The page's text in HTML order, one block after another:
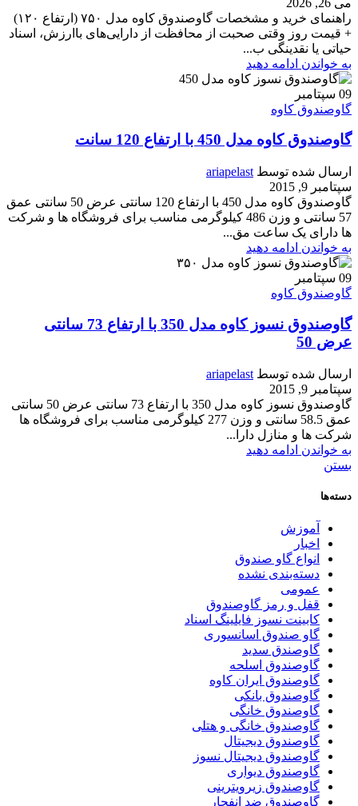
راهنمای خرید و مشخصات گاوصندوق کاوه مدل ۷۵۰ (ارتفاع ۱۲۰)
+ قیمت روز وقتی صحبت از محافظت از دارایی‌های باارزش، اسناد
حیاتی یا نقدینگی ب...
به خواندن ادامه دهید
09 سپتامبر
گاوصندوق کاوه
گاوصندوق کاوه مدل 450 با ارتفاع 120 سانت
ارسال شده توسط ariapelast
سپتامبر 9, 2015
گاوصندوق کاوه مدل 450 با ارتفاع 120 سانتی عرض 50 سانتی عمق
57 سانتی و وزن 486 کیلوگرمی مناسب برای فروشگاه ها و شرکت
ها دارای یک ساعت مق...
به خواندن ادامه دهید
09 سپتامبر
گاوصندوق کاوه
گاوصندوق نسوز کاوه مدل 350 با ارتفاع 73 سانتی
عرض 50
ارسال شده توسط ariapelast
سپتامبر 9, 2015
گاوصندوق نسوز کاوه مدل 350 با ارتفاع 73 سانتی عرض 50 سانتی
عمق 58.5 سانتی و وزن 277 کیلوگرمی مناسب برای فروشگاه ها
شرکت ها و منازل دارا...
به خواندن ادامه دهید
بستن
دسته‌ها
آموزش
اخبار
انواع گاو صندوق
دسته‌بندی نشده
عمومی
قفل و رمز گاوصندوق
کابینت نسوز فایلینگ اسناد
گاو صندوق اسانسوری
گاوصندق سدید
گاوصندوق اسلحه
گاوصندوق ایران کاوه
گاوصندوق بانکی
گاوصندوق خانگی
گاوصندوق خانگی و هتلی
گاوصندوق دیجیتال
گاوصندوق دیجیتال نسوز
گاوصندوق دیواری
گاوصندوق زیرویترینی
گاوصندوق ضد انفجار